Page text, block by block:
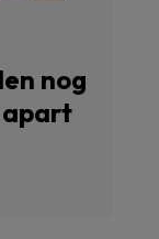
nog
apart